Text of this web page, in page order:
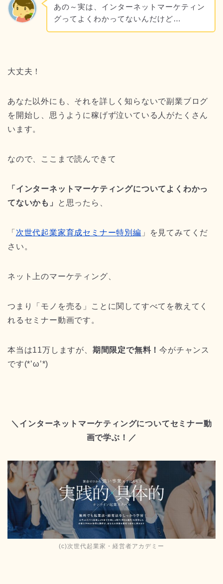
あの～実は、インターネットマーケティン
グってよくわかってないんだけど…
大丈夫！
あなた以外にも、それを詳しく知らないで副業ブログ
を開始し、思うように稼げず泣いている人がたくさん
います。
なので、ここまで読んできて
「インターネットマーケティングについてよくわかっ
てないかも」
と思ったら、
「 次世代起業家育成セミナー特別編 」を見てみてくだ
さい。
ネット上のマーケティング、
つまり「モノを売る」ことに関してすべてを教えてく
れるセミナー動画です。
本当は11万しますが、 期間限定で無料！今がチャンス
です(*’ω’*)
＼インターネットマーケティングについてセミナー動
画で学ぶ！／
(c)次世代起業家・経営者アカデミー